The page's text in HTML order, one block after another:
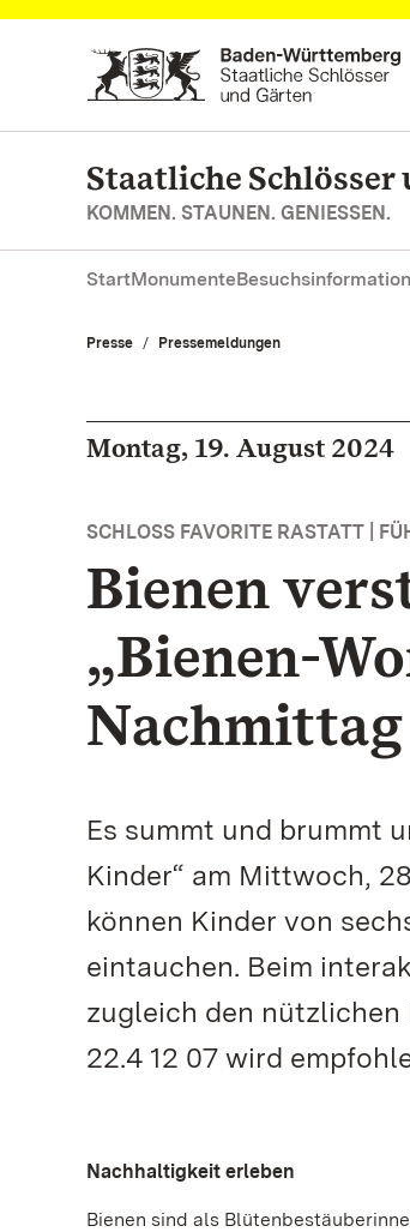
Zum Hauptinhalt springen
Staatliche
KOMMEN. STAUNEN. GENIESSEN.
StartMonumenteBesuchsinformation
Presse Pressemeldungen
Montag, 19. August 2024
SCHLOSS FAVORITE RASTATT |
Bienen
„Bienen-
Nachmittag
Es summt und brummt
Kinder“ am Mittwoch,
können Kinder von
eintauchen. Beim
zugleich den
22.4 12 07 wird
Nachhaltigkeit erleben
Bienen sind als